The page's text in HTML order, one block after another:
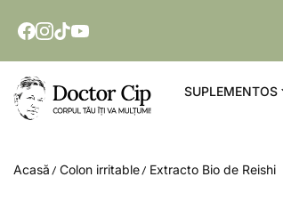
SARI AL CONTENIDO
SUPLEMENTOS
Doctor Cip - Corpul tău îți va mulțumi!
Acasă Colon irritable Extracto Bio de Reishi